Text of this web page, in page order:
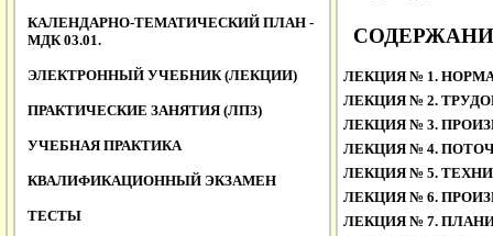
КАЛЕНДАРНО-ТЕМАТИЧЕСКИЙ ПЛАН -
МДК 03.01.
ЭЛЕКТРОННЫЙ УЧЕБНИК (ЛЕКЦИИ)
ПРАКТИЧЕСКИЕ ЗАНЯТИЯ (ЛПЗ)
УЧЕБНАЯ ПРАКТИКА
КВАЛИФИКАЦИОННЫЙ ЭКЗАМЕН
ТЕСТЫ
ЛЕКЦИЯ № 1.
ЛЕКЦИЯ № 2.
ЛЕКЦИЯ № 3.
ЛЕКЦИЯ № 4.
ЛЕКЦИЯ № 5.
ЛЕКЦИЯ № 6.
ЛЕКЦИЯ № 7.